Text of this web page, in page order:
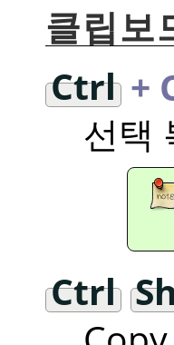
클립보
Ctrl+
선택
Ctrl